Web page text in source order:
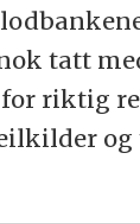
tatt
for riktig